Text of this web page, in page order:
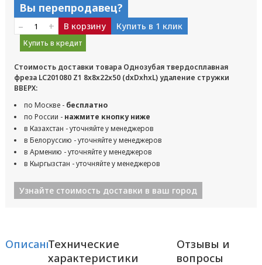
Вы перепродавец?
– + В корзину Купить в 1 клик
Купить в кредит
Стоимость доставки товара Однозубая твердосплавная
фреза LC201080 Z1 8x8x22x50 (dxDxhxL) удаление стружки
ВВЕРХ:
по Москве - бесплатно
по России - нажмите кнопку ниже
в Казахстан - уточняйте у менеджеров
в Белоруссию - уточняйте у менеджеров
в Армению - уточняйте у менеджеров
в Кыргызстан - уточняйте у менеджеров
Узнайте стоимость доставки в ваш город
ОписаниеТехнические
характеристики
Отзывы и
вопросы